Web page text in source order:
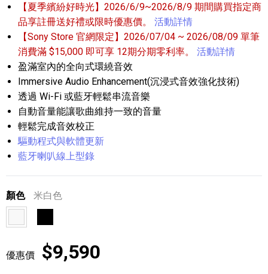
【夏季繽紛好時光】2026/6/9~2026/8/9 期間購買指定商
品享註冊送好禮或限時優惠價。
活動詳情
【Sony Store 官網限定】2026/07/04 ~ 2026/08/09 單筆
消費滿 $15,000 即可享 12期分期零利率。
活動詳情
盈滿室內的全向式環繞音效
Immersive Audio Enhancement(沉浸式音效強化技術)
透過 Wi-Fi 或藍牙輕鬆串流音樂
自動音量能讓歌曲維持一致的音量
輕鬆完成音效校正
驅動程式與軟體更新
藍牙喇叭線上型錄
顏色 米白色
優惠價 $9,590